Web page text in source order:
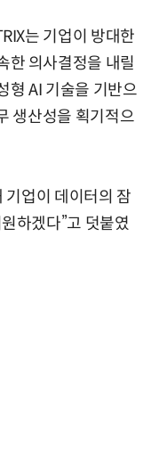
는 기업이 방대한
한 의사결정을 내릴
형 AI 기술을 기반으
생산성을 획기적으
기업이 데이터의 잠
하겠다”고 덧붙였